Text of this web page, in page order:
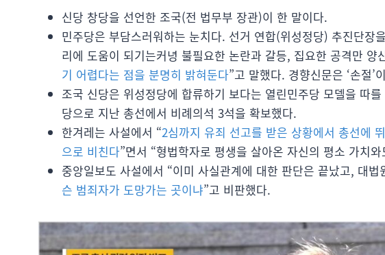
신당 창당을 선언한 조국(전 법무부 장관)이 한 말이다.
민주당은 부담스러워하는 눈치다. 선거 연합(위성정당) 추진단장
리에 도움이 되기는커녕 불필요한 논란과 갈등, 집요한 공격만 양
기 어렵다는 점을 분명히 밝혀둔다”고 말했다. 경향신문은 ‘손절’
조국 신당은 위성정당에 합류하기 보다는 열린민주당 모델을 따
당으로 지난 총선에서 비례의석 3석을 확보했다.
한겨레는 사설에서 “2심까지 유죄 선고를 받은 상황에서 총선에
으로 비친다”면서 “형법학자로 평생을 살아온 자신의 평소 가치
중앙일보도 사설에서 “이미 사실관계에 대한 판단은 끝났고, 대
슨 범죄자가 도망가는 곳이냐”고 비판했다.